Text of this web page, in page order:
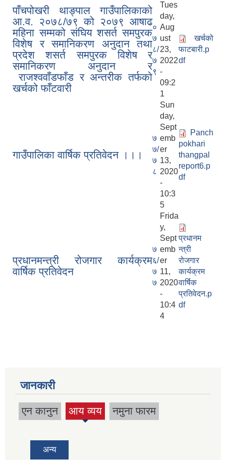
पाँचपोखरी थाङ्पाल गाउँपालिकाको
आ.व. २०७८/७९ को २०७९ आषाढ
महिना सम्मको संघिय शसर्त समपुरक
विशेष र समानिकरण अनुदान तथा
प्रदेश शसर्त समपुरक विशेष र
समानिकरण अनुदान र
राजश्ववाँडफाँड र अन्तरीक तर्फको
खर्चको फाँटवारी
०
७
८/
७
९
Tues
day,
Aug
ust
23,
2022
-
09:2
1
खर्चको
फाटबारी.p
df
गाउँपालिका वार्षिक प्रतिवेदन ।।।
७
७/
७
८
Sun
day,
Sept
emb
er
13,
2020
-
10:3
5
Panch
pokhari
thangpal
report6.p
df
प्रधानमन्त्री रोजगार कार्यक्रम
वार्षिक प्रतिवेदन
७
६/
७
७
Frida
y,
Sept
emb
er
11,
2020
-
10:4
4
प्रधानम
न्त्री
रोजगार
कार्यक्रम
वार्षिक
प्रतिवेदन.p
df
जानकारी
एन कानुन आय व्यय नमुना फारम
अन्य